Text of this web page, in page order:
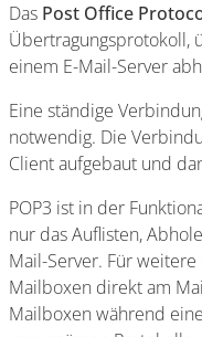
Das Post Office
Übertragungsprotokoll,
einem E-Mail-Server
Eine ständige
notwendig. Die
Client aufgebaut und
POP3 ist in der
nur das Auflisten,
Mail-Server. Für
Mailboxen direkt am
Mailboxen während